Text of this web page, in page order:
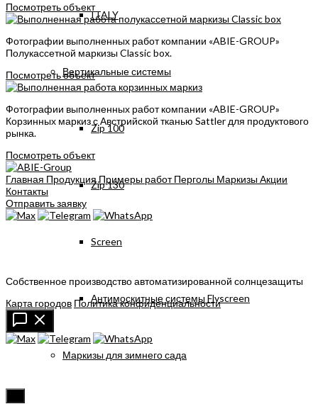
ITALY
Вертикальные системы
Zip 100
Zip 130
Screen
Антимоскитные системы Flyscreen
Маркизы для зимнего сада
Посмотреть объект
Фотографии выполненных работ компании «ABIE-GROUP»
Полукассетной маркизы Classic box.
Посмотреть объект
Фотографии выполненных работ компании «ABIE-GROUP»
Корзинных маркиз с Австрийской тканью Sattler для продуктового
рынка.
Посмотреть объект
Главная ПродукцияПримеры работПерголы МаркизыАкции
Контакты
Отправить заявку
Собственное производство автоматизированной солнцезащиты
Карта городов Политика конфиденциальности